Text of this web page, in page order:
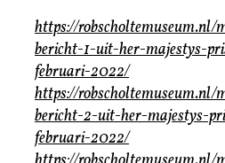
https://
bericht-1-uit-her-majestys-
februari-2022/
https://
bericht-2-uit-her-majestys-
februari-2022/